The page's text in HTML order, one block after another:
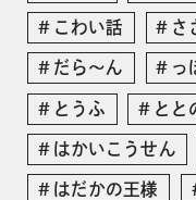
こわい話 さ
だら〜ん っ
とうふ とと
はかいこうせん
はだかの王様